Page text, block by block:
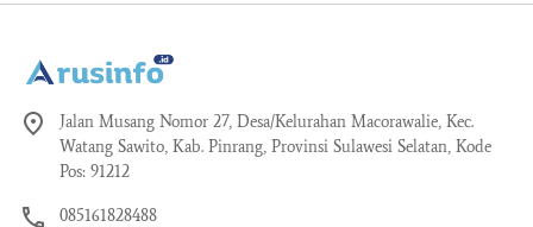
Jalan Musang Nomor 27, Desa/Kelurahan Macorawalie, Kec.
Watang Sawito, Kab. Pinrang, Provinsi Sulawesi Selatan, Kode
Pos: 91212
085161828488